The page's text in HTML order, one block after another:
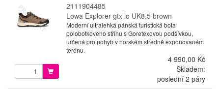
2111904485
Lowa Explorer gtx lo UK8,5 brown
Moderní ultralehká pánská turistická bota
polobotkového střihu s Goretexovou podšívkou,
určená pro pohyb v horském středně exponovaném
terénu.
4 990,00 Kč
Skladem:
poslední 2 páry